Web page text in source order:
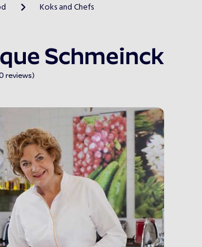
> Koks and Chefs
Schmeinck
reviews)